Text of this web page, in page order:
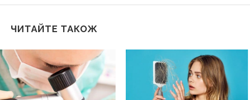
ЧИТАЙТЕ ТАКОЖ